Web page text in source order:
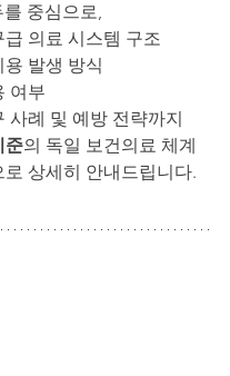
중심으로,
급 의료 시스템 구조
용 발생 방식
여부
사례 및 예방 전략까지
준의 독일 보건의료 체계
로 상세히 안내드립니다.